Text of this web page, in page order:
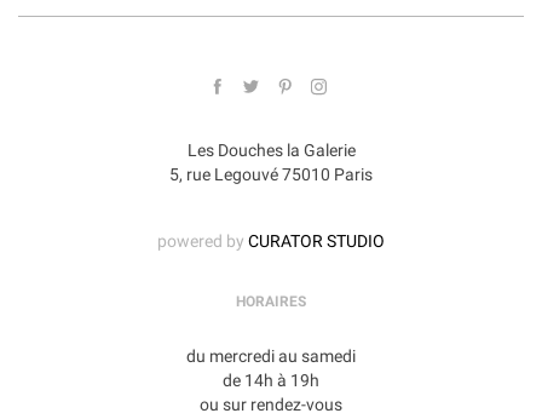
Les Douches la Galerie
5, rue Legouvé 75010 Paris
powered by CURATOR STUDIO
HORAIRES
du mercredi au samedi
de 14h à 19h
ou sur rendez-vous